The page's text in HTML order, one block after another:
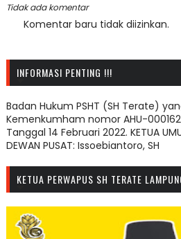
Tidak ada komentar
Komentar baru tidak diizinkan.
INFORMASI PENTING !!!
Badan Hukum PSHT (SH Terate)
Kemenkumham nomor AHU-
Tanggal 14 Februari 2022. KETUA
DEWAN PUSAT: Issoebiantoro, SH
KETUA PERWAPUS SH TERATE